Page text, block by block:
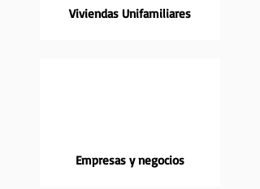
Viviendas Unifamiliares
Empresas y negocios